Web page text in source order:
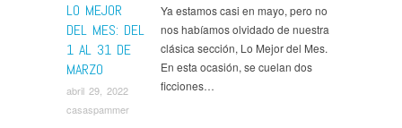
LO MEJOR
DEL MES: DEL
1 AL 31 DE
MARZO
abril 29, 2022
casaspammer
Ya estamos casi en mayo, pero no
nos habíamos olvidado de nuestra
clásica sección, Lo Mejor del Mes.
En esta ocasión, se cuelan dos
ficciones…